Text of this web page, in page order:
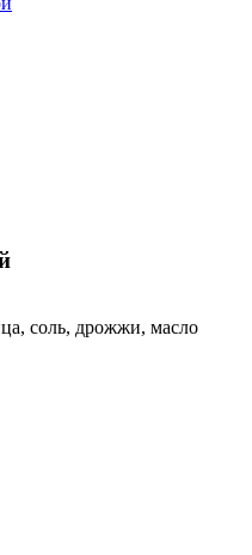
соль, дрожжи, масло